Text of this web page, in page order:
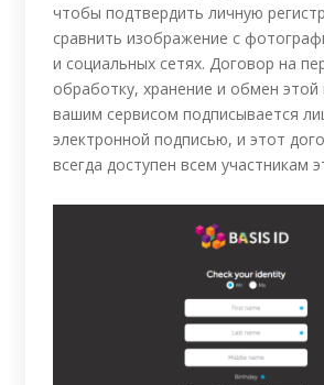
чтобы подтвердить личную
сравнить изображение с
и социальных сетях. Договор на
обработку, хранение и обмен
вашим сервисом подписывается
электронной подписью, и этот
всегда доступен всем участникам